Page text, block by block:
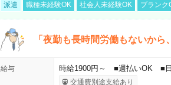
派遣 職種未経験OK 社会人未経験OK ブランク
「夜勤も長時間労働もないから
給与 時給1900円～ ■週払いOK ■日
交通費別途支給あり